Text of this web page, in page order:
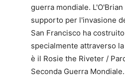
guerra mondiale.
supporto per l'invasione
San Francisco ha
specialmente attraverso
è il Rosie the Riveter /
Seconda Guerra